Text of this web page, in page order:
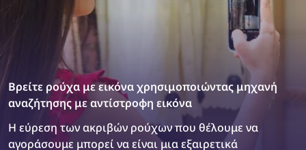
Βρείτε ρούχα με εικόνα χρησιμοποιώντας μηχανή
αναζήτησης με αντίστροφη εικόνα
Η εύρεση των ακριβών ρούχων που θέλουμε να
αγοράσουμε μπορεί να είναι μια εξαιρετικά